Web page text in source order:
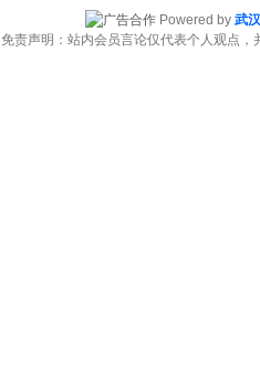
Powered by 武
免责声明：站内会员言论仅代表个人观点